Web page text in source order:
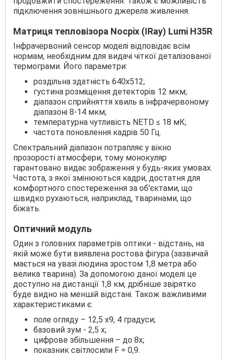
підключення зовнішнього джерела живлення.
Матриця тепловізора Nocpix (IRay) Lumi H35R
Інфрачервоний сенсор моделі відповідає всім
нормам, необхідним для видачі чіткої деталізованої
термограми. Його параметри:
роздільна здатність 640х512;
густина розміщення детекторів 12 мкм;
діапазон сприйняття хвиль в інфрачервоному
діапазоні 8-14 мкм;
температурна чутливість NETD ≤ 18 мК;
частота поновлення кадрів 50 Гц.
Спектральний діапазон потрапляє у вікно
прозорості атмосфери, тому монокуляр
гарантовано видає зображення у будь-яких умовах.
Частота, з якої змінюються кадри, достатня для
комфортного спостереження за об'єктами, що
швидко рухаються, наприклад, тваринами, що
біжать.
Оптичний модуль
Один з головних параметрів оптики - відстань, на
якій може бути виявлена ​​ростова фігура (зазвичай
мається на увазі людина зростом 1,8 метра або
велика тварина). За допомогою даної моделі це
доступно на дистанції 1,8 км, дрібніше звірятко
буде видно на меншій відстані. Також важливими
характеристиками є:
поле огляду – 12,5 х9, 4 градуси;
базовий зум - 2,5 х;
цифрове збільшення – до 8х;
показник світлосили F = 0,9.